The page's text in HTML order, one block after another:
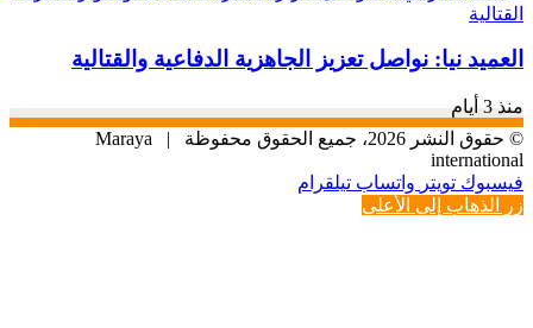
العميد نيا: نواصل تعزيز الجاهزية الدفاعية والقتالية
منذ 3 أيام
© حقوق النشر 2026، جميع الحقوق محفوظة |
Maraya
international
فيسبوك تويتر واتساب تيلقرام
زر الذهاب إلى الأعلى